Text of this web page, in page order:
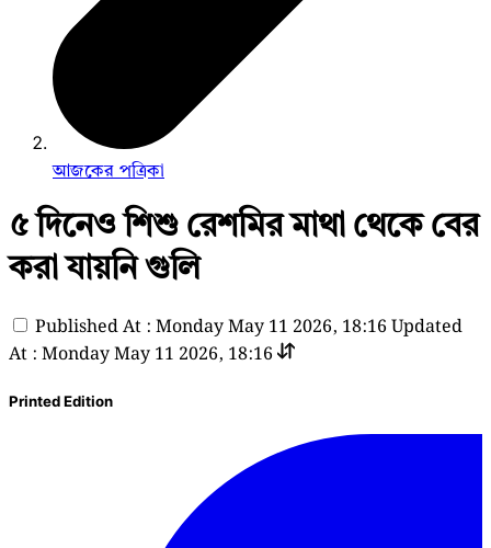
আজকের পত্রিকা
৫ দিনেও শিশু রেশমির মাথা থেকে বের
করা যায়নি গুলি
Published At : Monday May 11 2026, 18:16 Updated
At : Monday May 11 2026, 18:16
Printed Edition